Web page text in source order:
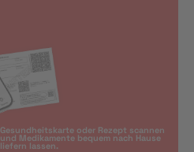
Gesundheitskarte oder Rezept scannen
und Medikamente bequem nach Hause
liefern lassen.